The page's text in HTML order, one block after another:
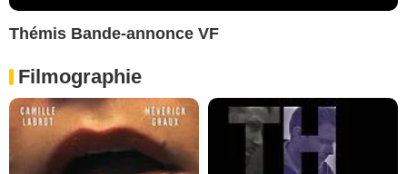
Thémis Bande-annonce VF
Filmographie